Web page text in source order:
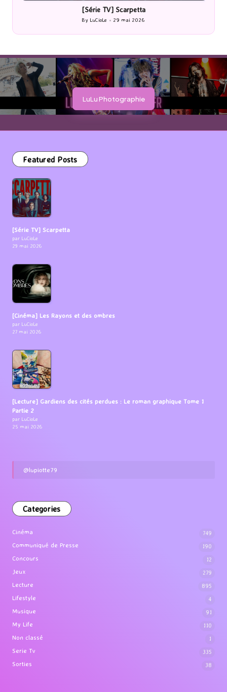
[Série TV] Scarpetta
Posted
by
By LuCioLe 29 mai 2026
LuLu Photographie
Featured Posts
[Série TV] Scarpetta
par LuCioLe
29 mai 2026
[Cinéma] Les Rayons et des ombres
par LuCioLe
27 mai 2026
[Lecture] Gardiens des cités perdues : Le roman graphique Tome 1
Partie 2
par LuCioLe
25 mai 2026
@lupiotte79
Categories
Cinéma 749
Communiqué de Presse 190
Concours 12
Jeux 279
Lecture 895
Lifestyle 4
Musique 91
My Life 110
Non classé 1
Serie Tv 335
Sorties 38